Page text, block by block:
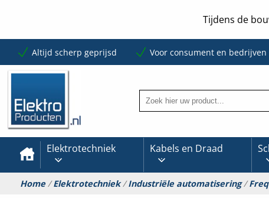
Tijdens de
Altijd scherp geprijsd Voor consument en bedrijven
Elektrotechniek Kabels en Draad
Home/Elektrotechniek/Industriële automatisering/